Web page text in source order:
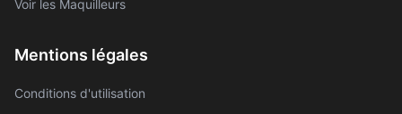
Voir les Maquilleurs
Mentions légales
Conditions d'utilisation